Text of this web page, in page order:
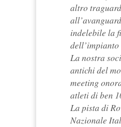
altro
indelebile la
La nostra
antichi del
meeting
atleti di ben
La pista di
Nazionale